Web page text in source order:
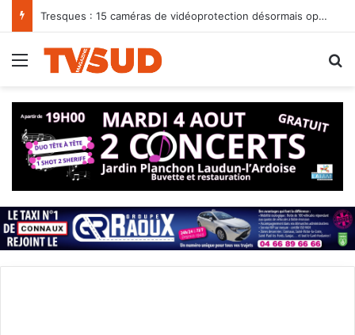
Tresques : 15 caméras de vidéoprotection désormais opérationnelles dans la commune
Menu